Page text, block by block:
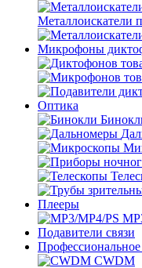
Металлоискатели
Микрофоны
Оптика
Плееры
Подавители связи
CWDM